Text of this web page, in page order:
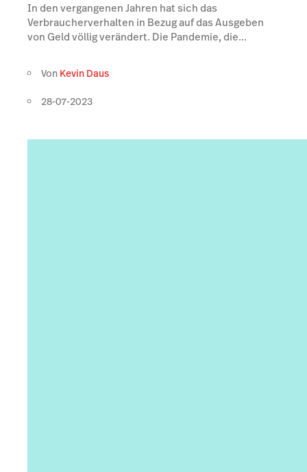
In den vergangenen Jahren hat sich das
Verbraucherverhalten in Bezug auf das Ausgeben
von Geld völlig verändert. Die Pandemie, die...
Von Kevin Daus
28-07-2023